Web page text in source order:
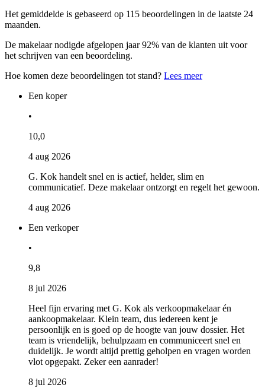
Het gemiddelde is gebaseerd op 115 beoordelingen in de laatste 24
maanden.
De makelaar nodigde afgelopen jaar 92% van de klanten uit voor
het schrijven van een beoordeling.
Hoe komen deze beoordelingen tot stand? Lees meer
Een koper
•
10,0
4 aug 2026
G. Kok handelt snel en is actief, helder, slim en
communicatief. Deze makelaar ontzorgt en regelt het gewoon.
4 aug 2026
Een verkoper
•
9,8
8 jul 2026
Heel fijn ervaring met G. Kok als verkoopmakelaar én
aankoopmakelaar. Klein team, dus iedereen kent je
persoonlijk en is goed op de hoogte van jouw dossier. Het
team is vriendelijk, behulpzaam en communiceert snel en
duidelijk. Je wordt altijd prettig geholpen en vragen worden
vlot opgepakt. Zeker een aanrader!
8 jul 2026